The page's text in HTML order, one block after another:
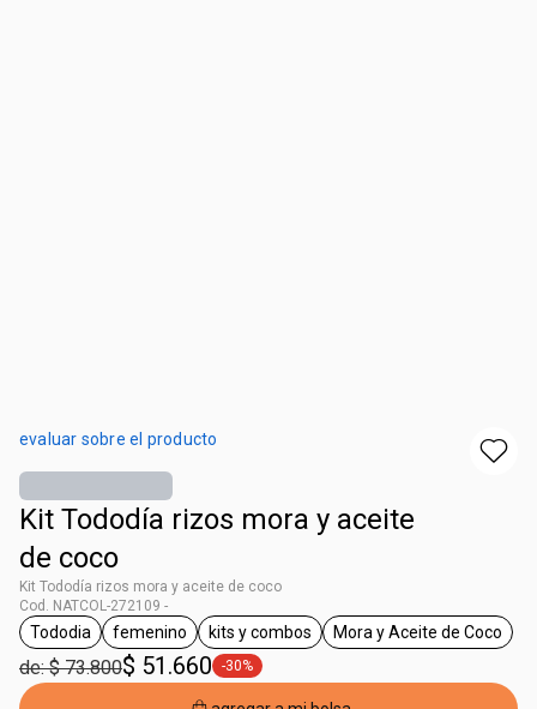
evaluar sobre el producto
Kit Tododía rizos mora y aceite
de coco
Kit Tododía rizos mora y aceite de coco
Cod. NATCOL-272109 -
general.tag Tododia
Tododia
general.tag femenino
femenino
general.tag kits y combos
kits y combos
general.tag
Mora y Aceite de Coco
de: $ 73.800$ 51.660 general.tag -30%
-30%